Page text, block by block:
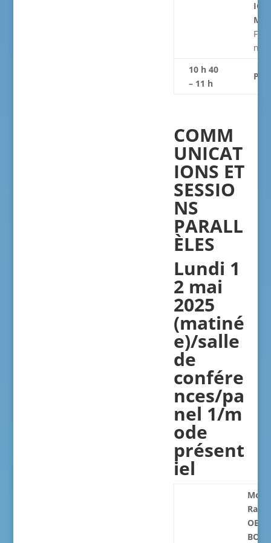
10 h 40
– 11 h
COMM
UNICAT
IONS ET
SESSIO
NS
PARALL
ÈLES
Lundi 1
2 mai
2025
(matiné
e)/salle
de
confére
nces/pa
nel 1/m
ode
présent
iel
Ralph
BOYO